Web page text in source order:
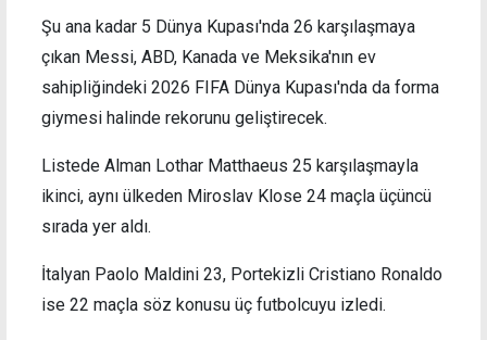
Şu ana kadar 5 Dünya Kupası'nda 26 karşılaşmaya
çıkan Messi, ABD, Kanada ve Meksika'nın ev
sahipliğindeki 2026 FIFA Dünya Kupası'nda da forma
giymesi halinde rekorunu geliştirecek.
Listede Alman Lothar Matthaeus 25 karşılaşmayla
ikinci, aynı ülkeden Miroslav Klose 24 maçla üçüncü
sırada yer aldı.
İtalyan Paolo Maldini 23, Portekizli Cristiano Ronaldo
ise 22 maçla söz konusu üç futbolcuyu izledi.